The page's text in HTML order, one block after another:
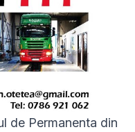
de Permanenta din